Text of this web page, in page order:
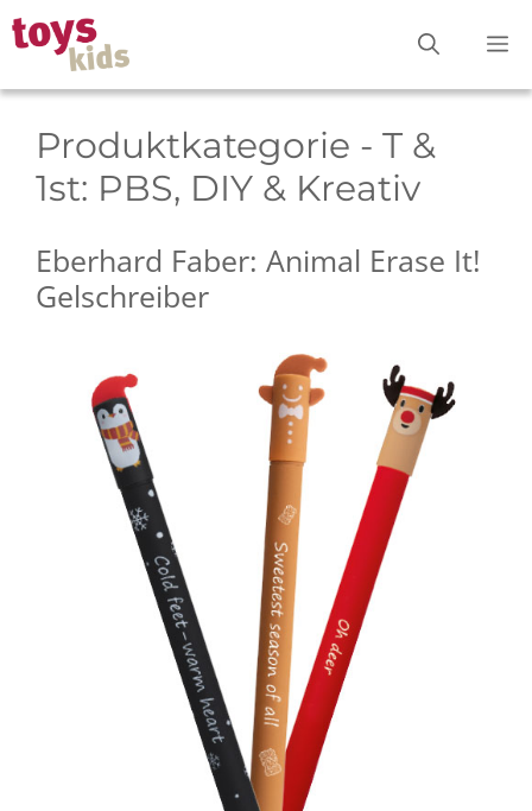
Zum
Inhalt
springen
Produktkategorie - T &
1st: PBS, DIY & Kreativ
Eberhard Faber: Animal Erase It!
Gelschreiber